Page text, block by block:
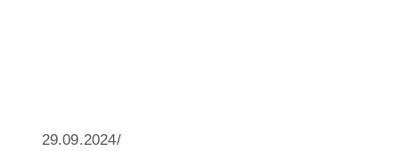
29.09.2024/